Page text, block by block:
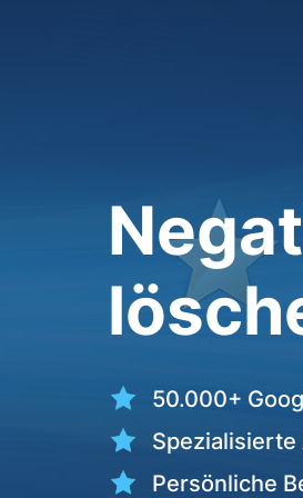
50.000+
Spezialisierte
Persönliche